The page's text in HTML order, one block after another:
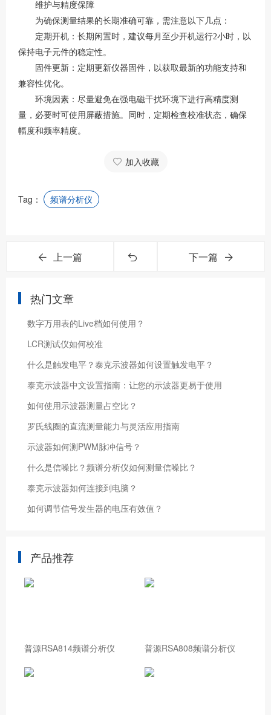
维护与精度保障
为确保测量结果的长期准确可靠，需注意以下几点：
定期开机：长期闲置时，建议每月至少开机运行2小时，以
保持电子元件的稳定性。
固件更新：定期更新仪器固件，以获取最新的功能支持和
兼容性优化。
环境因素：尽量避免在强电磁干扰环境下进行高精度测
量，必要时可使用屏蔽措施。同时，定期检查校准状态，确保
幅度和频率精度。
加入收藏
Tag： 频谱分析仪
上一篇 下一篇
热门文章
数字万用表的Live档如何使用？
LCR测试仪如何校准
什么是触发电平？泰克示波器如何设置触发电平？
泰克示波器中文设置指南：让您的示波器更易于使用
如何使用示波器测量占空比？
罗氏线圈的直流测量能力与灵活应用指南
示波器如何测PWM脉冲信号？
什么是信噪比？频谱分析仪如何测量信噪比？
泰克示波器如何连接到电脑？
如何调节信号发生器的电压有效值？
产品推荐
普源RSA814频谱分析仪 普源RSA808频谱分析仪